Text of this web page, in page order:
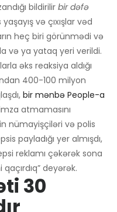
bildirilir bir dəfə
və çıxışlar vəd
heç biri görünmədi və
və ya yataq yeri verildi.
əks reaksiya aldığı
400-100 milyon
bir mənbə People-a
atmamasını
nümayişçiləri və polis
payladığı yer almışdı,
reklamı çəkərək sona
qaçırdıq” deyərək.
30